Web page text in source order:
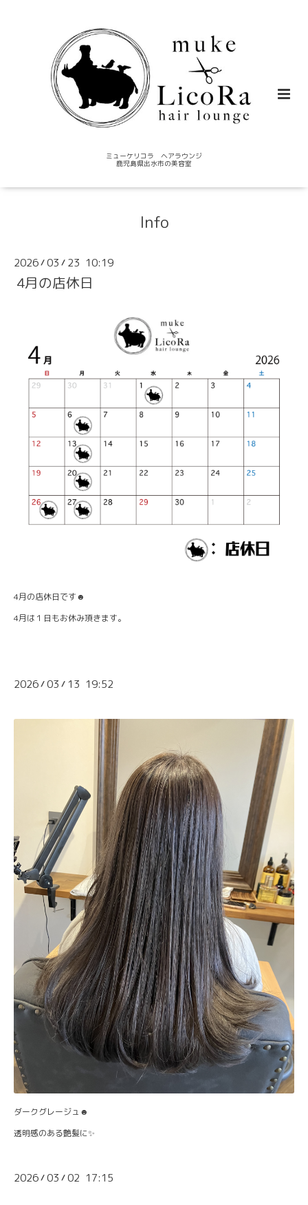
ミューケリコラ ヘアラウンジ
鹿児島県出水市の美容室
Info
2026/03 / 23 10:19
4月の店休日
4月の店休日です☻
4月は１日もお休み頂きます。
2026/03 / 13 19:52
ダークグレージュ☻
透明感のある艶髪に✨
2026/03 /02 17:15